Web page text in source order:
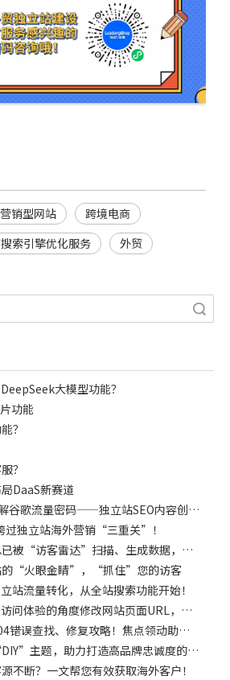
销型网站
跨境电商
搜索引擎优化服务 外贸
大模型功能？
功能
？
？
DaaS新赛道
领动3.0 “CCS” 破解谷歌流量密码——独立站SEO内容创作，可以这么简单！
过独立站海外营销“三重关”！
您独立站的访客信息已被“访客雷达”扫描、生成数据，请进行下一步操作......
“火眼金睛”，“抓住”您的访客
站流量转化，从全站搜索功能开始！
出于谷歌SEO与用户访问体验的角度修改网站页面URL，才能减少对SEO的影响！
请收下谷歌网站软404错误查找、修复攻略！焦点领动助力您的谷歌网站排名提升！
焦点领动推出全新“DIY”主题，助力打造高品牌忠诚度的DTC独立站！
不断？一文帮您有效获取海外客户！